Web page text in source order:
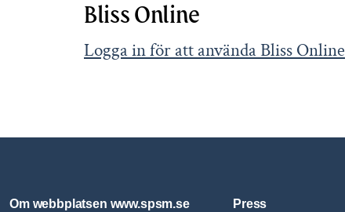
Bliss Online
Logga in för att använda Bliss Online
Om webbplatsen www.spsm.se Press